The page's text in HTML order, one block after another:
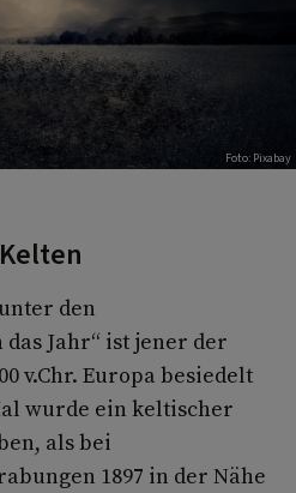
Foto: Pixabay
den
Jahr“ ist jener der
v.Chr. Europa besiedelt
wurde ein keltischer
als bei
1897 in der Nähe